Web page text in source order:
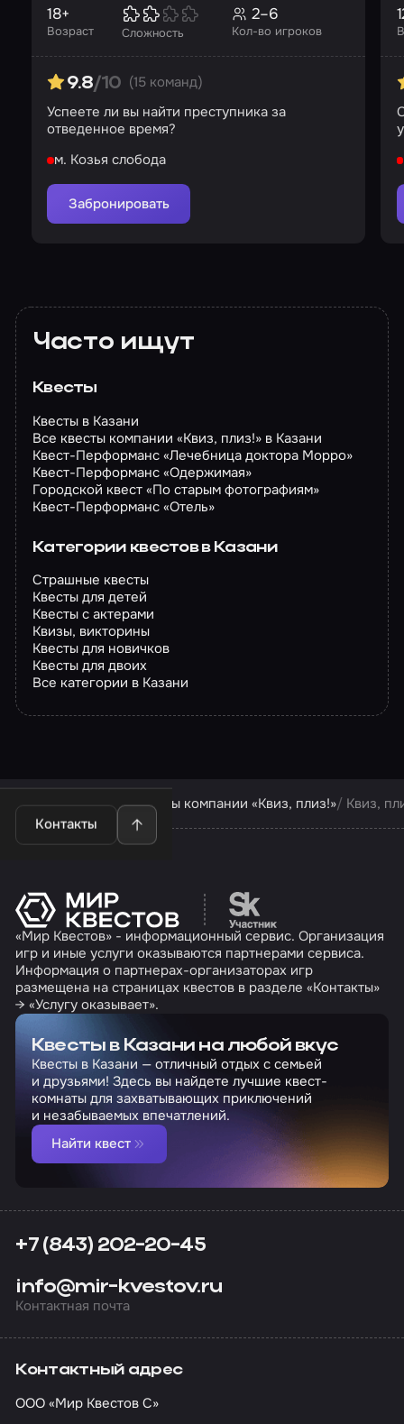
Возраст
18+
Сложность Кол-во игроков
2–6
9.8/10 (15 команд)
Успеете ли вы найти преступника за
отведенное время?
м. Козья слобода
Забронировать
Часто ищут
Квесты
Квесты в Казани
Все квесты компании «Квиз, плиз!» в Казани
Квест-Перформанс «Лечебница доктора Морро»
Квест-Перформанс «Одержимая»
Городской квест «По старым фотографиям»
Квест-Перформанс «Отель»
Категории квестов в Казани
Страшные квесты
Квесты для детей
Квесты с актерами
Квизы, викторины
Квесты для новичков
Квесты для двоих
Все категории в Казани
Контакты
Квесты в Казани Квесты компании «Квиз, плиз!» Квиз,
Перейти на сайт
«Мир Квестов» - информационный сервис. Организация
игр и иные услуги оказываются партнерами сервиса.
Информация о партнерах-организаторах игр
размещена на страницах квестов в разделе «Контакты»
→ «Услугу оказывает».
Квесты в Казани на любой вкус
Квесты в Казани — отличный отдых с семьей
и друзьями! Здесь вы найдете лучшие квест-
комнаты для захватывающих приключений
и незабываемых впечатлений.
Найти квест
+7 (843) 202-20-45
info@mir-kvestov.ru
Контактная почта
Контактный адрес
ООО «Мир Квестов С»